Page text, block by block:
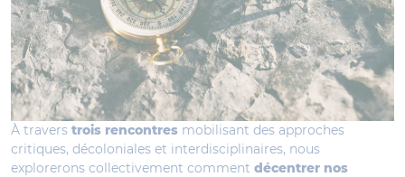
À travers trois rencontres mobilisant des approches
critiques, décoloniales et interdisciplinaires, nous
explorerons collectivement comment décentrer nos